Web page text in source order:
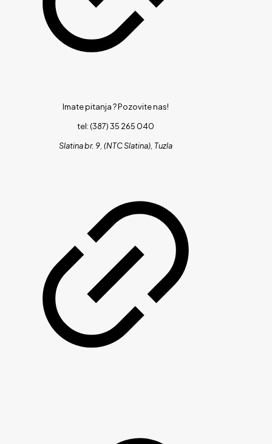
Imate pitanja ?Pozovite nas!
tel: (387) 35 265 040
Slatina br. 9, (NTC Slatina), Tuzla